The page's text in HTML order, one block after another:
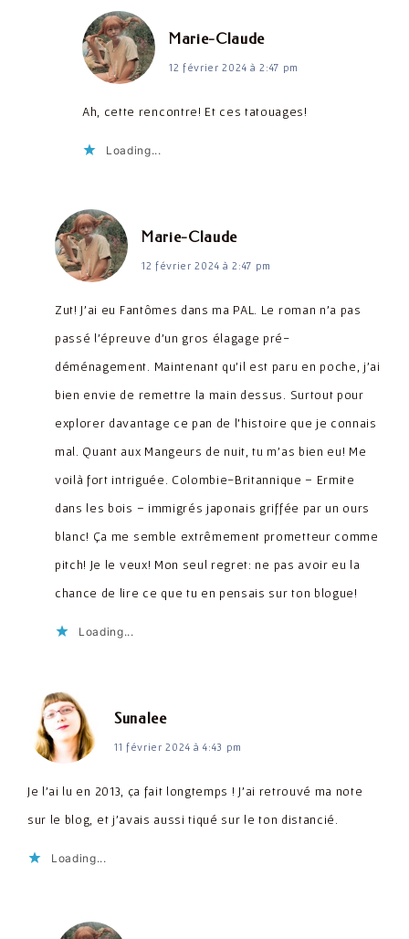
Marie-Claudedit :
12 février 2024 à 2:47 pm
Ah, cette rencontre! Et ces tatouages!
Loading...
Marie-Claudedit :
12 février 2024 à 2:47 pm
Zut! J’ai eu Fantômes dans ma PAL. Le roman n’a pas
passé l’épreuve d’un gros élagage pré-
déménagement. Maintenant qu’il est paru en poche, j’ai
bien envie de remettre la main dessus. Surtout pour
explorer davantage ce pan de l’histoire que je connais
mal. Quant aux Mangeurs de nuit, tu m’as bien eu! Me
voilà fort intriguée. Colombie-Britannique – Ermite
dans les bois – immigrés japonais griffée par un ours
blanc! Ça me semble extrêmement prometteur comme
pitch! Je le veux! Mon seul regret: ne pas avoir eu la
chance de lire ce que tu en pensais sur ton blogue!
Loading...
Sunaleedit :
11 février 2024 à 4:43 pm
Je l’ai lu en 2013, ça fait longtemps ! J’ai retrouvé ma note
sur le blog, et j’avais aussi tiqué sur le ton distancié.
Loading...